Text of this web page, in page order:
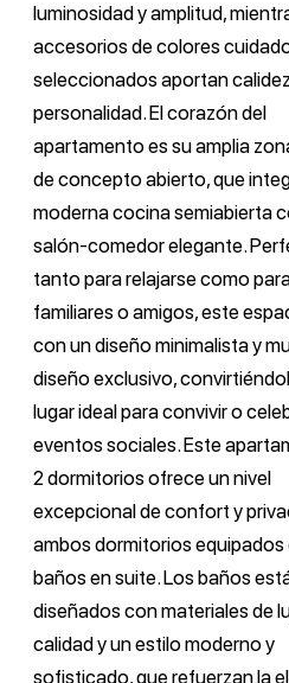
luminosidad y amplitud,
accesorios de colores
seleccionados aportan
personalidad. El corazón del
apartamento es su amplia
de concepto abierto, que
moderna cocina semiabierta
salón-comedor elegante.
tanto para relajarse como
familiares o amigos, este
con un diseño minimalista y
diseño exclusivo,
lugar ideal para convivir o
eventos sociales. Este
2 dormitorios ofrece un nivel
excepcional de confort y
ambos dormitorios
baños en suite. Los baños
diseñados con materiales de
calidad y un estilo moderno y
sofisticado, que refuerzan la